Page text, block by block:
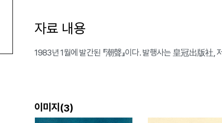
자료 내용
1983년 1월에 발간된 『潮聲』이다. 발행사는 皇冠出版社
이미지(3)